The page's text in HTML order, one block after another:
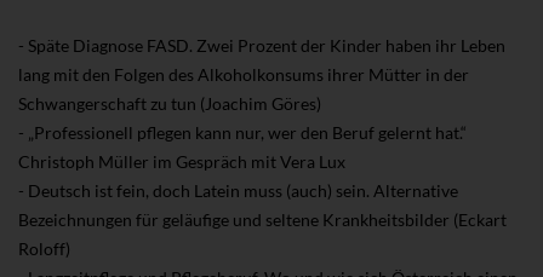
- Späte Diagnose FASD. Zwei Prozent der Kinder haben ihr Leben
lang mit den Folgen des Alkoholkonsums ihrer Mütter in der
Schwangerschaft zu tun (Joachim Göres)
- „Professionell pflegen kann nur, wer den Beruf gelernt hat.“
Christoph Müller im Gespräch mit Vera Lux
- Deutsch ist fein, doch Latein muss (auch) sein. Alternative
Bezeichnungen für geläufige und seltene Krankheitsbilder (Eckart
Roloff)